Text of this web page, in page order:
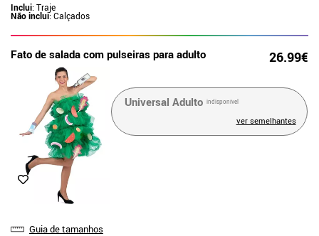
Inclui: Traje
Não inclui: Calçados
Fato de salada com pulseiras para adulto 26.99€
Guia de tamanhos
Universal Adulto indisponível
ver semelhantes